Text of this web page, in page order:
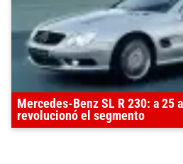
Mercedes-Benz SL R 230: a 25
revolucionó el segmento